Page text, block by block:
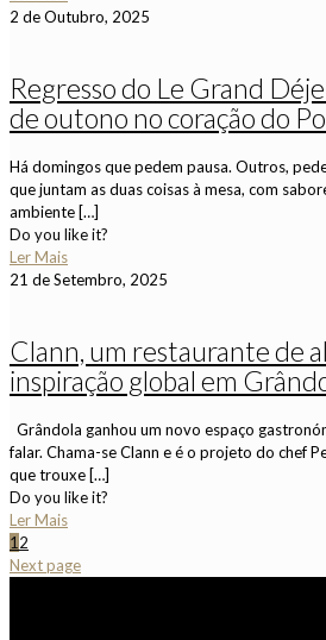
2 de Outubro, 2025
Regresso do Le Grand
de outono no coração do
Há domingos que pedem pausa. Outros,
que juntam as duas coisas à mesa, com
ambiente […]
Do you like it?
Ler Mais
21 de Setembro, 2025
Clann, um restaurante de
inspiração global em
Grândola ganhou um novo espaço
falar. Chama-se Clann e é o projeto do chef
que trouxe […]
Do you like it?
Ler Mais
1 2
Next page